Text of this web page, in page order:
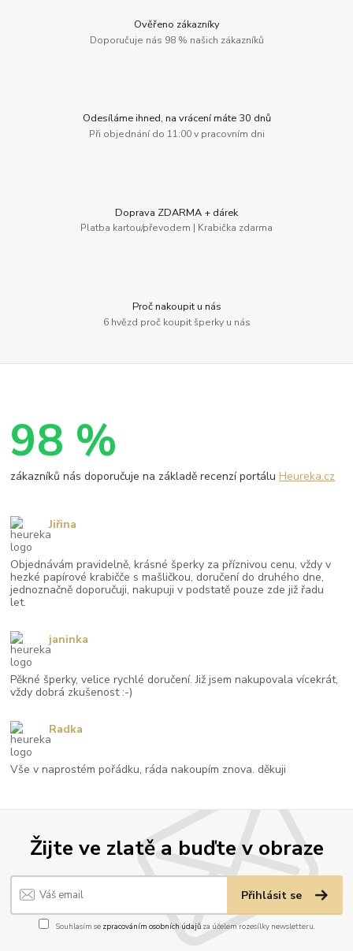
Ověřeno zákazníky
Doporučuje nás 98 % našich zákazníků
Odesíláme ihned, na vrácení máte 30 dnů
Při objednání do 11:00 v pracovním dni
Doprava ZDARMA + dárek
Platba kartou/převodem | Krabička zdarma
Proč nakoupit u nás
6 hvězd proč koupit šperky u nás
Žijte ve zlatě a buďte v obraze
Přihlásit se
Souhlasím se zpracováním osobních údajůza účelem rozesílky newsletteru.
98 %
zákazníků nás doporučuje na základě recenzí portáluHeureka.cz
Objednávám pravidelně, krásné šperky za příznivou cenu, vždy v
hezké papírové krabičče s mašličkou, doručení do druhého dne,
jednoznačně doporučuji, nakupuji v podstatě pouze zde již řadu
let.
Jiřina
Pěkné šperky, velice rychlé doručení. Již jsem nakupovala vícekrát,
vždy dobrá zkušenost :-)
janinka
Vše v naprostém pořádku, ráda nakoupím znova. děkuji
Radka